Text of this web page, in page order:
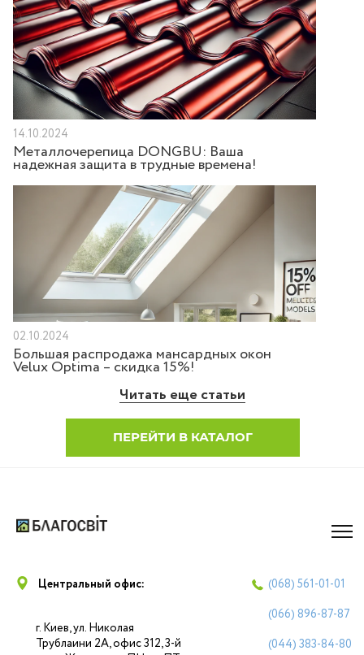
14.10.2024
Металлочерепица DONGBU: Ваша
надежная защита в трудные времена!
02.10.2024
Большая распродажа мансардных окон
Velux Optima – скидка 15%!
Читать еще статьи
ПЕРЕЙТИ В КАТАЛОГ
Центральный офис:
г. Киев, ул. Николая
Трублаини 2А, офис 312, 3-й
(068) 561-01-01
(066) 896-87-87
(044) 383-84-80